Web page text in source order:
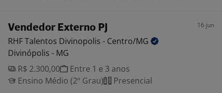
Vendedor Externo PJ 16 jun
RHF Talentos Divinopolis - Centro/MG
Divinópolis - MG
R$ 2.300,00
Entre 1 e 3 anos
Ensino Médio (2º Grau)
Presencial